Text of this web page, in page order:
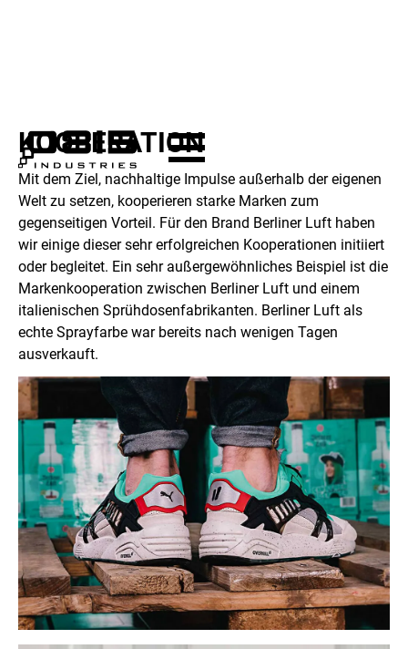
KOOPERATION
Mit dem Ziel, nachhaltige Impulse außerhalb der eigenen
Welt zu setzen, kooperieren starke Marken zum
gegenseitigen Vorteil. Für den Brand Berliner Luft haben
wir einige dieser sehr erfolgreichen Kooperationen initiiert
oder begleitet. Ein sehr außergewöhnliches Beispiel ist die
Markenkooperation zwischen Berliner Luft und einem
italienischen Sprühdosenfabrikanten. Berliner Luft als
echte Sprayfarbe war bereits nach wenigen Tagen
ausverkauft.